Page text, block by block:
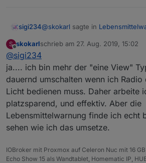
sigi234@skokarl sagte in
laufen lassen.
Ein Laufband baucht aber viele
teilweise bei mir) .
Ein DP Html und dann mit
gut..........
S
Offline
skokarlschrieb am 27. Aug. 2019, 15:02
zuletzt editiert von
@sigi234
ja.... ich bin mehr der "eine View"
dauernd umschalten wenn ich
Licht bedienen muss. Daher arbeite
platzsparend, und effektiv. Aber die
Lebensmittelwarnung finde ich echt
sehen wie ich das umsetze.
IOBroker mit Proxmox auf Celeron Nuc mit 16 GB
Echo Show 15 als Wandtablet, Homematic IP,